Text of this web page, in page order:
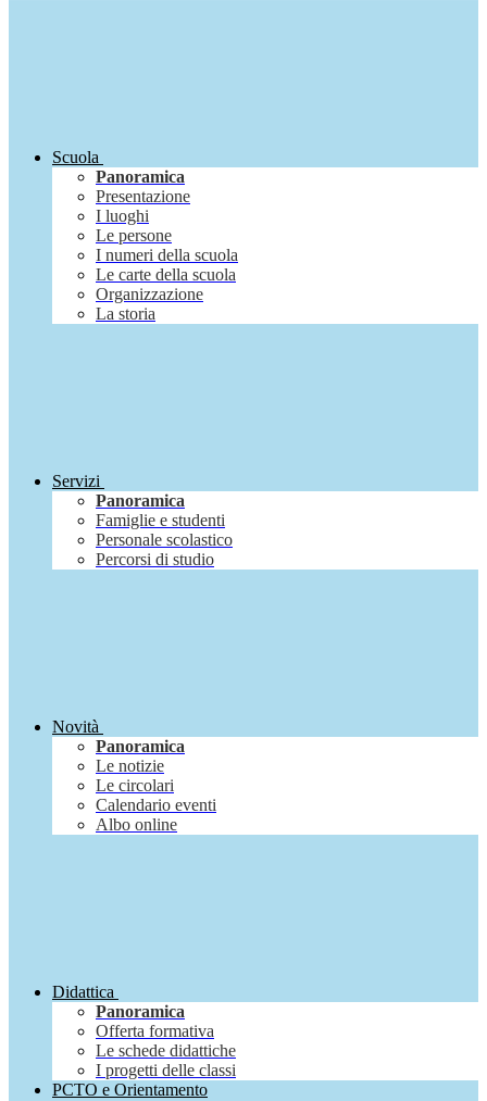
Scuola
Panoramica
Presentazione
I luoghi
Le persone
I numeri della scuola
Le carte della scuola
Organizzazione
La storia
Servizi
Panoramica
Famiglie e studenti
Personale scolastico
Percorsi di studio
Novità
Panoramica
Le notizie
Le circolari
Calendario eventi
Albo online
Didattica
Panoramica
Offerta formativa
Le schede didattiche
I progetti delle classi
PCTO e Orientamento